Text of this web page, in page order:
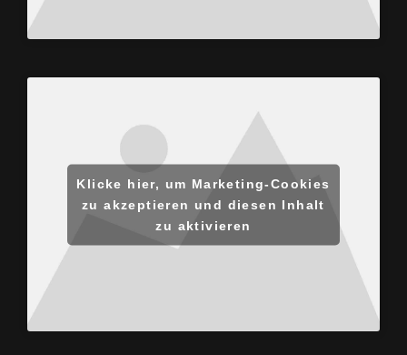
Klicke hier, um Marketing-Cookies
zu akzeptieren und diesen Inhalt
zu aktivieren